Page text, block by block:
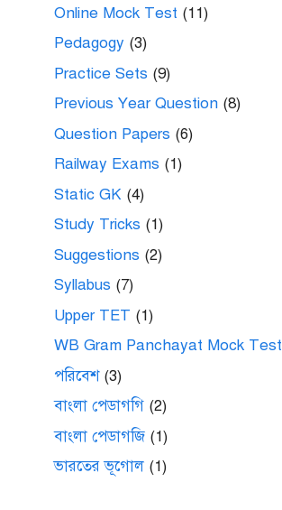
Online Mock Test (11)
Pedagogy (3)
Practice Sets (9)
Previous Year Question (8)
Question Papers (6)
Railway Exams (1)
Static GK (4)
Study Tricks (1)
Suggestions (2)
Syllabus (7)
Upper TET (1)
WB Gram Panchayat Mock Test
পরিবেশ(3)
বাংলা পেডাগগি (2)
বাংলা পেডাগজি (1)
ভারতের ভূগোল (1)